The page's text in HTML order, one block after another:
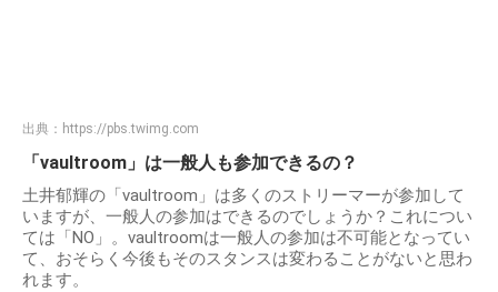
出典： https://pbs.twimg.com
「vaultroom」は一般人も参加できるの？
土井郁輝の「vaultroom」は多くのストリーマーが参加して
いますが、一般人の参加はできるのでしょうか？これについ
ては「NO」。vaultroomは一般人の参加は不可能となってい
て、おそらく今後もそのスタンスは変わることがないと思わ
れます。